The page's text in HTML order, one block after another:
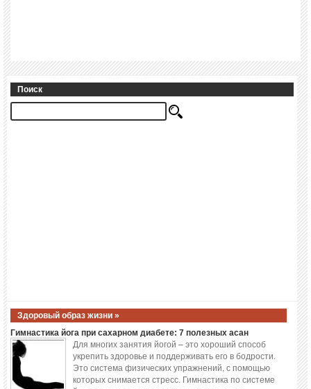
Поиск
Здоровый образ жизни »
Гимнастика йога при сахарном диабете: 7 полезных асан
Для многих занятия йогой – это хороший способ
укрепить здоровье и поддерживать его в бодрости.
Это система физических упражнений, с помощью
которых снимается стресс. Гимнастика по системе